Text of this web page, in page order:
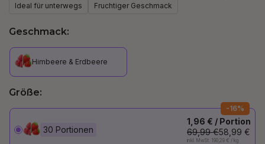
Ideal für unterwegs
Fruchtiger Geschmack
Geschmack:
Himbeere & Erdbeere
Größe:
-16%
30 Portionen
1,96 € / Portion
69,99 €58,99 €
inkl. MwSt. 190,29 € / kg